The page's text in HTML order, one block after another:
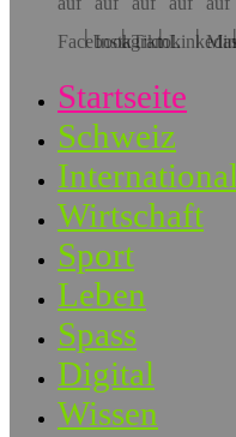
Startseite
Schweiz
International
Wirtschaft
Sport
Leben
Spass
Digital
Wissen